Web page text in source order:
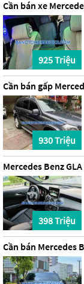
Cần bán xe
925 Triệu
Cần bán gấp
930 Triệu
Mercedes Benz
398 Triệu
Cần bán Mercedes